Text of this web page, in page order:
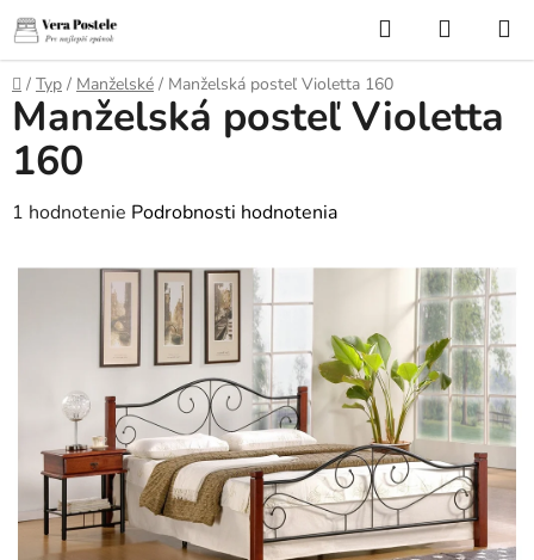
Prejsť
na
obsah
Hľadať
KOŠÍK
Domov
/ Typ / Manželské / Manželská posteľ Violetta 160
Manželská posteľ Violetta
160
Priemerné
produktu
hviezdičiek.
1 hodnotenie Podrobnosti hodnotenia